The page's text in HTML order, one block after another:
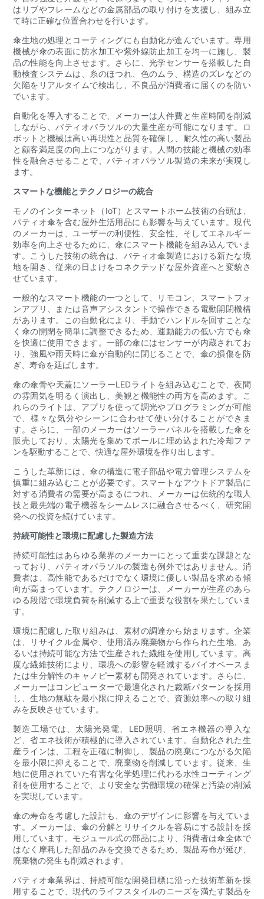
はリブやフレームなどの金属部品の取り付けを支援し、組み立
て時に正確な位置合わせを行います。
傘生地の処理とコーティングにも自動化が進んでいます。専用
機械が傘の表面に防水加工や紫外線防止加工を均一に施し、製
品の性能を向上させます。さらに、光学センサーを搭載した自
動検査システムは、糸のほつれ、色のムラ、構造のズレなどの
欠陥をリアルタイムで検出し、不良品が消費者に届くのを防い
でいます。
自動化を導入することで、メーカーは人件費と生産時間を削減
しながら、パティオパラソルの大量生産が可能になります。ロ
ボットと機械は高い再現性と品質を確保し、耐久性の高い製品
と顧客満足度の向上につながります。人間の技能と機械の効率
性を融合させることで、パティオパラソル製造の未来が実現し
ます。
スマートな機能とテクノロジーの統合
モノのインターネット（IoT）とスマートホーム技術の台頭は、
パティオ傘を含む屋外生活用品にも影響を与えています。現代
のメーカーは、ユーザーの利便性、安全性、そしてエネルギー
効率を向上させるために、傘にスマート機能を組み込んでいま
す。こうした技術の統合は、パティオ傘製造における新たな境
地を開き、従来の日よけをコネクテッドな屋外資産へと変貌さ
せています。
一般的なスマート機能の一つとして、リモコン、スマートフォ
ンアプリ、または音声アシスタントで操作できる電動開閉機構
があります。この自動化により、手動でハンドルを回すことな
く傘の開閉を簡単に調整できるため、運動能力の低い方でも傘
を快適に使用できます。一部の傘にはセンサーが内蔵されてお
り、強風や雨天時に傘が自動的に閉じることで、傘の損傷を防
ぎ、寿命を延ばします。
傘の傘骨や天蓋にソーラーLEDライトを組み込むことで、夜間
の雰囲気を明るく演出し、美観と機能性の両方を高めます。こ
れらのライトは、アプリを使って調光やプログラミングが可能
で、様々な気分やシーンに合わせて使い分けることができま
す。さらに、一部のメーカーはソーラーパネルを搭載した傘を
販売しており、太陽光を集めてポールに埋め込まれた冷却ファ
ンを駆動することで、快適な屋外環境を作り出します。
こうした革新には、傘の構造に電子部品や電力管理システムを
慎重に組み込むことが必要です。スマートなアウトドア製品に
対する消費者の需要が高まるにつれ、メーカーは伝統的な職人
技と最先端の電子機器をシームレスに融合させるべく、研究開
発への投資を続けています。
持続可能性と環境に配慮した製造方法
持続可能性はあらゆる業界のメーカーにとって重要な課題とな
っており、パティオパラソルの製造も例外ではありません。消
費者は、高性能であるだけでなく環境に優しい製品を求める傾
向が高まっています。テクノロジーは、メーカーが生産のあら
ゆる段階で環境負荷を削減する上で重要な役割を果たしていま
す。
環境に配慮した取り組みは、素材の調達から始まります。企業
は、リサイクル金属や、使用済み廃棄物から作られた生地、あ
るいは持続可能な方法で生産された繊維を使用しています。高
度な繊維技術により、環境への影響を軽減するバイオベースま
たは生分解性のキャノピー素材も開発されています。さらに、
メーカーはコンピューターで最適化された裁断パターンを採用
し、生地の無駄を最小限に抑えることで、資源効率への取り組
みを反映させています。
製造工場では、太陽光発電、LED照明、省エネ機器の導入な
ど、省エネ技術が積極的に導入されています。自動化された生
産ラインは、工程を正確に制御し、製品の廃棄につながる欠陥
を最小限に抑えることで、廃棄物を削減しています。従来、生
地に使用されていた有害な化学処理に代わる水性コーティング
剤を使用することで、より安全な労働環境の確保と汚染の削減
を実現しています。
傘の寿命を考慮した設計も、傘のデザインに影響を与えていま
す。メーカーは、傘の分解とリサイクルを容易にする設計を採
用しています。モジュール式の部品により、消費者は傘全体で
はなく摩耗した部品のみを交換できるため、製品寿命が延び、
廃棄物の発生も削減されます。
パティオ傘業界は、持続可能な開発目標に沿った技術革新を採
用することで、現代のライフスタイルのニーズを満たす製品を